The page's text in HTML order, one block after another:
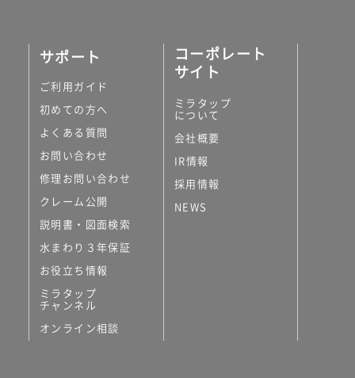
サポート
ご利用ガイド
初めての方へ
よくある質問
お問い合わせ
修理お問い合わせ
クレーム公開
説明書・図面検索
水まわり３年保証
お役立ち情報
ミラタップ
チャンネル
オンライン相談
コーポレート
サイト
ミラタップ
について
会社概要
IR情報
採用情報
NEWS